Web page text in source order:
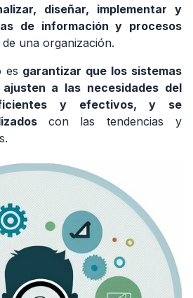
diseñar, implementar y
de información y procesos
una organización.
es garantizar que los sistemas
a las necesidades del
y efectivos, y se
con las tendencias y